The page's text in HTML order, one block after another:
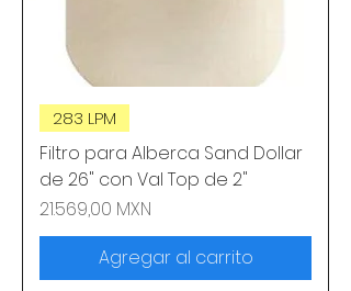
283 LPM
Filtro para Alberca Sand Dollar
de 26" con Val Top de 2"
Precio
21.569,00 MXN
Agregar al carrito